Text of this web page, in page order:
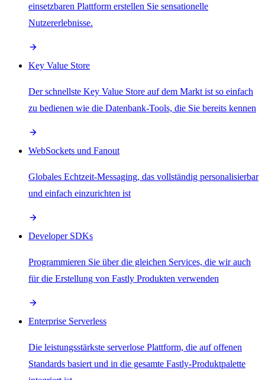
einsetzbaren Plattform erstellen Sie sensationelle
Nutzererlebnisse.
Key Value Store
Der schnellste Key Value Store auf dem Markt ist so einfach
zu bedienen wie die Datenbank-Tools, die Sie bereits kennen
WebSockets und Fanout
Globales Echtzeit-Messaging, das vollständig personalisierbar
und einfach einzurichten ist
Developer SDKs
Programmieren Sie über die gleichen Services, die wir auch
für die Erstellung von Fastly Produkten verwenden
Enterprise Serverless
Die leistungsstärkste serverlose Plattform, die auf offenen
Standards basiert und in die gesamte Fastly-Produktpalette